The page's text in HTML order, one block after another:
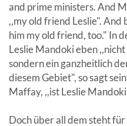
and prime ministers. And
,,my old friend Leslie". And
him my old friend, too." In
Leslie Mandoki eben
sondern ein ganzheitlich
diesem Gebiet", so sagt
Maffay, ,,ist Leslie
Doch über all dem steht